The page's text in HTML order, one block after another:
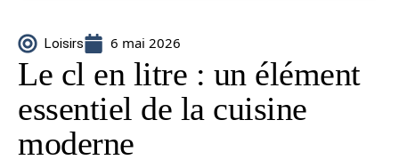
Loisirs 6 mai 2026
Le cl en litre : un élément
essentiel de la cuisine
moderne